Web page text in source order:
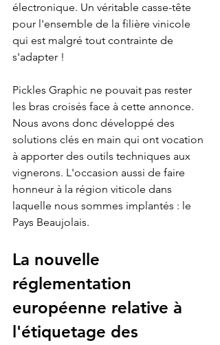
électronique. Un véritable casse-tête
pour l'ensemble de la filière vinicole
qui est malgré tout contrainte de
s'adapter !
Pickles Graphic ne pouvait pas rester
les bras croisés face à cette annonce.
Nous avons donc développé des
solutions clés en main qui ont vocation
à apporter des outils techniques aux
vignerons. L'occasion aussi de faire
honneur à la région viticole dans
laquelle nous sommes implantés : le
Pays Beaujolais.
La nouvelle
réglementation
européenne relative à
l'étiquetage des